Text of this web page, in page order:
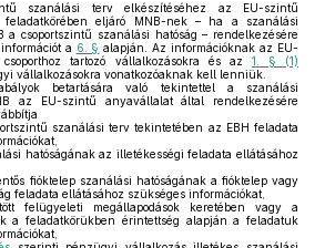
szanálási terv elkészítéséhez az EU-szintű
eljáró MNB-nek – ha a szanálási
a csoportszintű szanálási hatóság – rendelkezésére
a 6. § alapján. Az információknak az EU-
tartozó vállalkozásokra és az 1. § (1)
vállalkozásokra vonatkozóaknak kell lenniük.
betartására való tekintettel a szanálási
az EU-szintű anyavállalat által rendelkezésére
szanálási terv tekintetében az EBH feladata
hatóságának az illetékességi feladata ellátásához
fióktelep szanálási hatóságának a fióktelep vagy
feladata ellátásához szükséges információkat,
felügyeleti megállapodások keretében vagy a
a feladatkörükben érintettség alapján a feladatuk